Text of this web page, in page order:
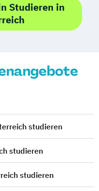
EN)
Media
Studieren in
studieren
studieren
studieren